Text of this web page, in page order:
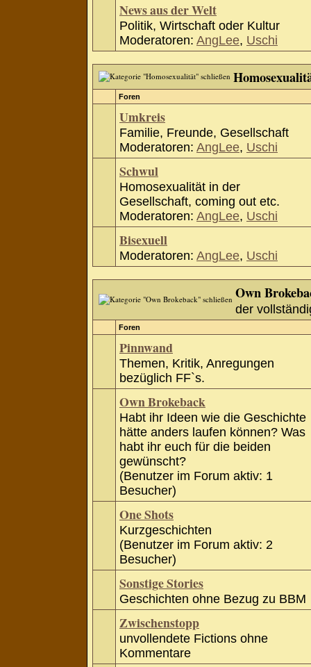
News aus der Welt
Politik, Wirtschaft oder Kultur
Moderatoren: AngLee, Uschi
Foren
Umkreis
Familie, Freunde, Gesellschaft
Moderatoren: AngLee, Uschi
Schwul
Homosexualität in der
Gesellschaft, coming out etc.
Moderatoren: AngLee, Uschi
Bisexuell
Moderatoren: AngLee, Uschi
Own
der
Foren
Pinnwand
Themen, Kritik, Anregungen
bezüglich FF`s.
Own Brokeback
Habt ihr Ideen wie die Geschichte
hätte anders laufen können? Was
habt ihr euch für die beiden
gewünscht?
(Benutzer im Forum aktiv: 1
Besucher)
One Shots
Kurzgeschichten
(Benutzer im Forum aktiv: 2
Besucher)
Sonstige Stories
Geschichten ohne Bezug zu BBM
Zwischenstopp
unvollendete Fictions ohne
Kommentare